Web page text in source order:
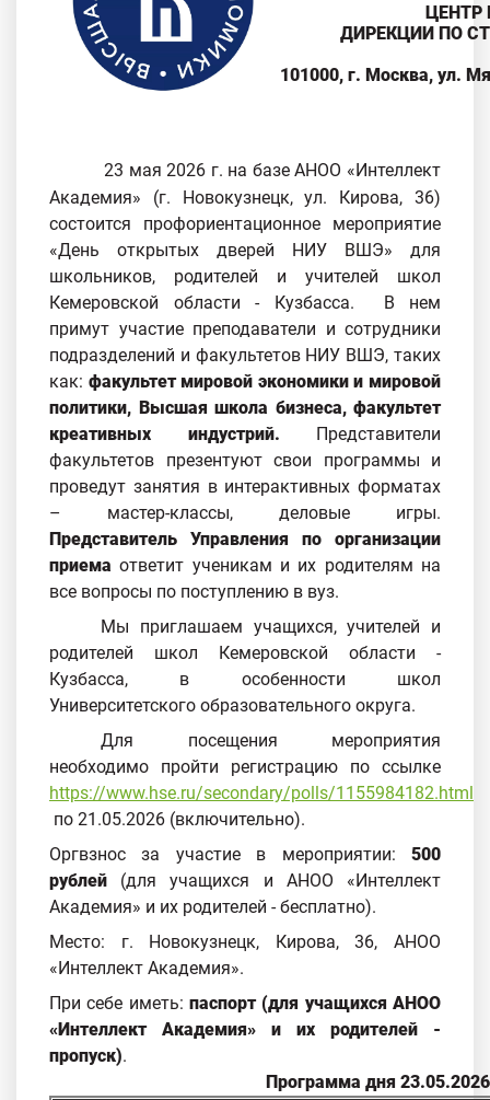
ЦЕНТР
ДИРЕКЦИИ ПО
101000, г. Москва, ул.
23 мая 2026 г. на базе АНОО «Интеллект
Академия» (г. Новокузнецк, ул. Кирова, 36)
состоится профориентационное мероприятие
«День открытых дверей НИУ ВШЭ» для
школьников, родителей и учителей школ
Кемеровской области - Кузбасса. В нем
примут участие преподаватели и сотрудники
подразделений и факультетов НИУ ВШЭ, таких
как: факультет мировой экономики и мировой
политики, Высшая школа бизнеса, факультет
креативных индустрий. Представители
факультетов презентуют свои программы и
проведут занятия в интерактивных форматах
– мастер-классы, деловые игры.
Представитель Управления по организации
приема ответит ученикам и их родителям на
все вопросы по поступлению в вуз.
Мы приглашаем учащихся, учителей и
родителей школ Кемеровской области -
Кузбасса, в особенности школ
Университетского образовательного округа.
Для посещения мероприятия
необходимо пройти регистрацию по ссылке
https://www.hse.ru/secondary/polls/1155984182.html
по 21.05.2026 (включительно).
Оргвзнос за участие в мероприятии: 500
рублей (для учащихся и АНОО «Интеллект
Академия» и их родителей - бесплатно).
Место: г. Новокузнецк, Кирова, 36, АНОО
«Интеллект Академия».
При себе иметь: паспорт (для учащихся АНОО
«Интеллект Академия» и их родителей -
пропуск).
Программа дня 23.05.2026